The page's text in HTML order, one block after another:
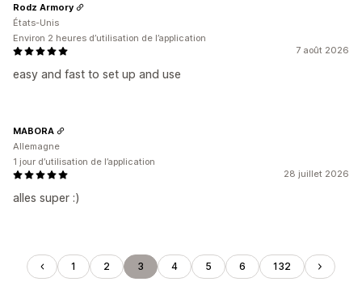
7 août 2026
easy and fast to set up and use
Rodz Armory
États-Unis
Environ 2 heures d’utilisation de l’application
28 juillet 2026
alles super :)
MABORA
Allemagne
1 jour d’utilisation de l’application
1 2 3 4 5 6 132